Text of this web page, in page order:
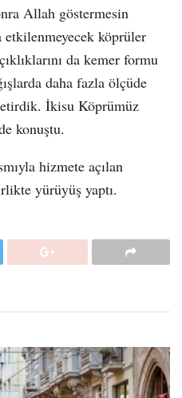
Allah göstermesin
köprüler
da kemer formu
daha fazla ölçüde
İkisu Köprümüz
konuştu.
hizmete açılan
yürüyüş yaptı.